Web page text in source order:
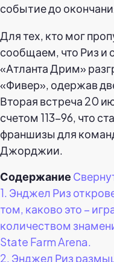
событие до
Для тех, кто мог
сообщаем, что Риз и
«Атланта Дрим»
«Фивер», одержав
Вторая встреча 20
счетом 113-96, что
франшизы для
Джорджии.
Содержание
1. Энджел Риз
том, каково это –
количеством
State Farm Arena.
2. Энджел Риз